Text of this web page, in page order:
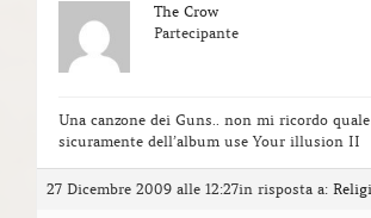
The Crow
Partecipante
Una canzone dei Guns.. non mi ricordo
sicuramente dell’album use Your illusion II
27 Dicembre 2009 alle 12:27in risposta a: